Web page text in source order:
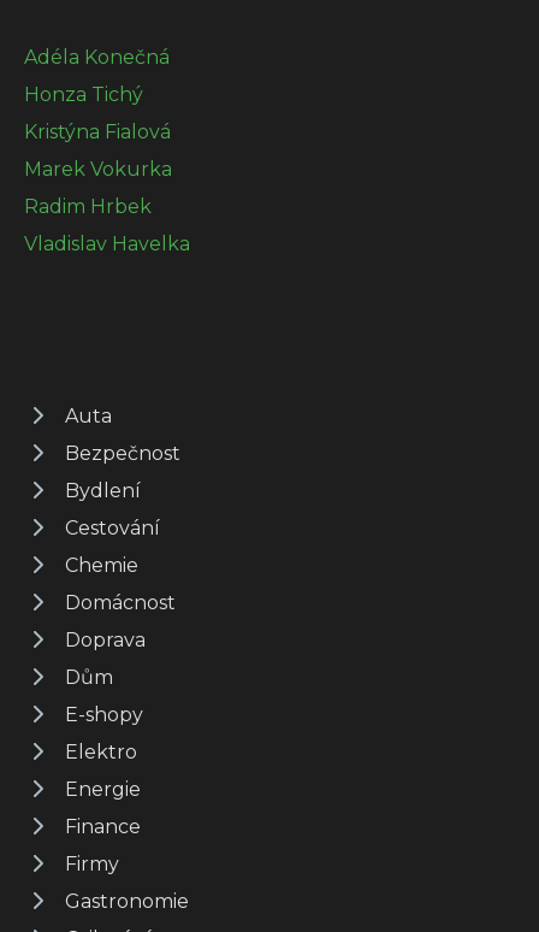
Adéla Konečná
Honza Tichý
Kristýna Fialová
Marek Vokurka
Radim Hrbek
Vladislav Havelka
Auta
Bezpečnost
Bydlení
Cestování
Chemie
Domácnost
Doprava
Dům
E-shopy
Elektro
Energie
Finance
Firmy
Gastronomie